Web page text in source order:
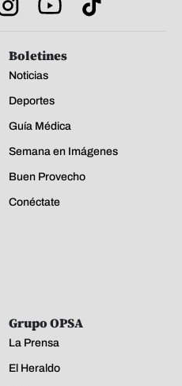
Boletines
Noticias
Deportes
Guía Médica
Semana en Imágenes
Buen Provecho
Conéctate
Grupo OPSA
La Prensa
El Heraldo